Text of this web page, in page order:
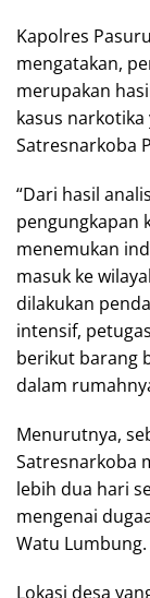
Kapolres
mengatakan,
merupakan
kasus
Satresnarkoba
“Dari hasil
pengungkapan
menemukan
masuk ke
dilakukan
intensif,
berikut barang
dalam
Menurutnya,
Satresnarkoba
lebih dua hari
mengenai
Watu Lumbung.
Lokasi desa